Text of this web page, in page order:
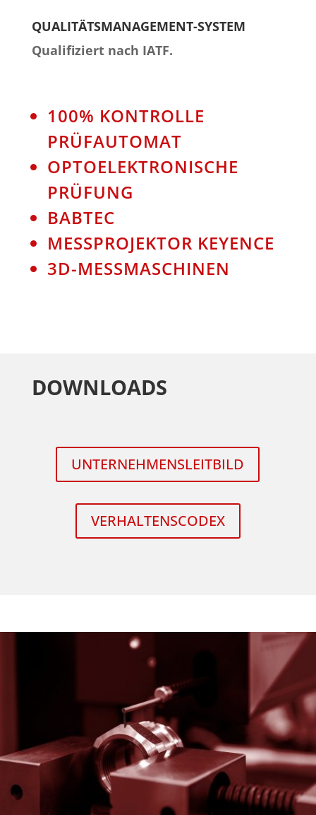
QUALITÄTSMANAGEMENT-SYSTEM
Qualifiziert nach IATF.
100% KONTROLLE
PRÜFAUTOMAT
OPTOELEKTRONISCHE
PRÜFUNG
BABTEC
MESSPROJEKTOR KEYENCE
3D-MESSMASCHINEN
DOWNLOADS
UNTERNEHMENSLEITBILD
VERHALTENSCODEX